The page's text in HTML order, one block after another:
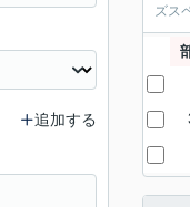
ズス
追加する